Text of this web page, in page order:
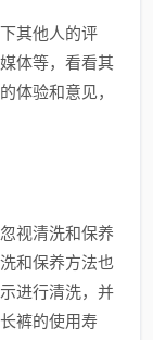
其他人的评
体等，看看其
体验和意见，
视清洗和保养
和保养方法也
进行清洗，并
裤的使用寿